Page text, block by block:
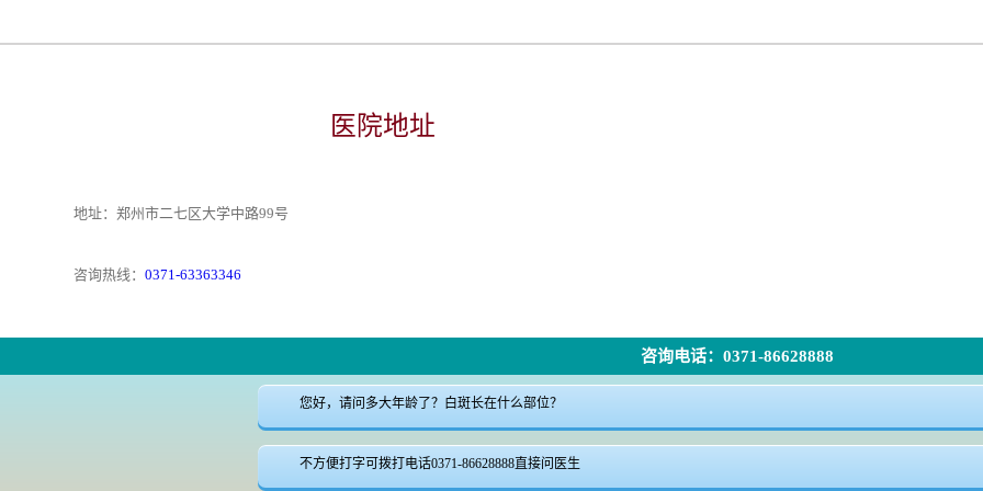
医院地址
地址：郑州市二七区大学中路99号
咨询热线：0371-63363346
返回顶部|在线问诊|电话咨询|来院路线
24小时咨询电话:0371-63363346
咨询电话：0371-86628888
您好，请问多大年龄了？白斑长在什么部位？
不方便打字可拨打电话0371-86628888直接问医生